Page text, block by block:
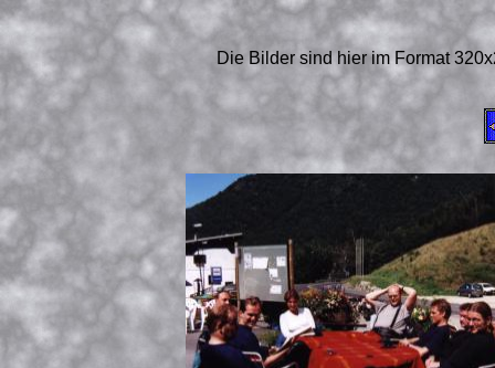
Die Bilder sind hier im Format